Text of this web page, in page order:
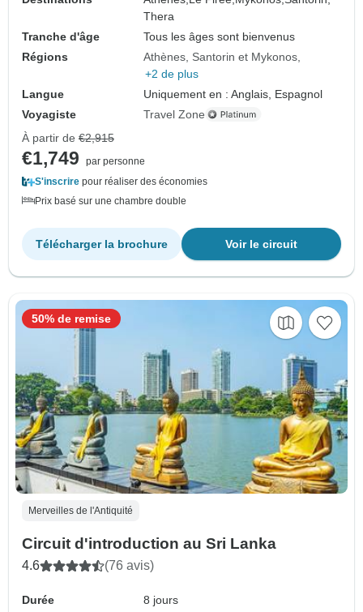
Thera
Tranche d'âge
Tous les âges sont bienvenus
Régions
Athènes, Santorin et Mykonos
+2 de plus
Langue
Uniquement en : Anglais, Espagnol
Voyagiste
Travel Zone
À partir de €2,915
€1,749
par personne
S'inscrire pour réaliser des économies
Prix basé sur une chambre double
Voir le circuit
Télécharger la brochure
Merveilles de l'Antiquité
Circuit d'introduction au Sri Lanka
4.6 (76 avis)
Durée
8 jours
50% de remise